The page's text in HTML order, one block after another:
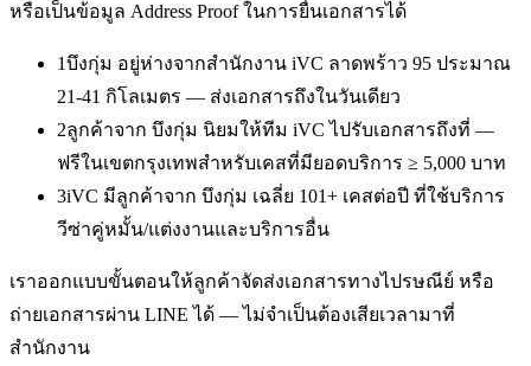
หรือเป็นข้อมูล Address Proof ในการยื่นเอกสารได้
1บึงกุ่ม อยู่ห่างจากสำนักงาน iVC ลาดพร้าว 95 ประมาณ
21-41 กิโลเมตร — ส่งเอกสารถึงในวันเดียว
2ลูกค้าจาก บึงกุ่ม นิยมให้ทีม iVC ไปรับเอกสารถึงที่ —
ฟรีในเขตกรุงเทพสำหรับเคสที่มียอดบริการ ≥ 5,000 บาท
3iVC มีลูกค้าจาก บึงกุ่ม เฉลี่ย 101+ เคสต่อปี ที่ใช้บริการ
วีซ่าคู่หมั้น/แต่งงานและบริการอื่น
เราออกแบบขั้นตอนให้ลูกค้าจัดส่งเอกสารทางไปรษณีย์ หรือ
ถ่ายเอกสารผ่าน LINE ได้ — ไม่จำเป็นต้องเสียเวลามาที่
สำนักงาน